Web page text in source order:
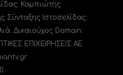
Καμπιώτης
Σύνταξης Ιστοσελίδας:
Δικαιούχος Domain:
ΕΠΙΧΕΙΡΗΣΕΙΣ ΑΕ